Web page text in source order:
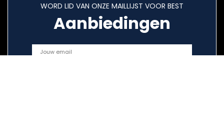
WORD LID VAN ONZE MAILLIJST VOOR BEST
Aanbiedingen